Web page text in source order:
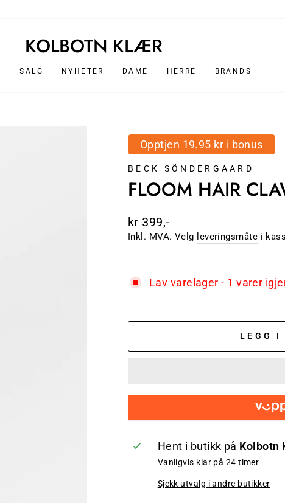
KOLBOTN KLÆR
SALG NYHETER DAME HERRE BRANDS
Opptjen 19.95 kr i bonus
BECK SÖNDERGAARD
FLOOM HAIR
Ordinær
pris
kr 399,-
Inkl. MVA. Velg leveringsmåte i
Lav varelager - 1 varer
LEGG I
Hent i butikk på Kolbotn
Vanligvis klar på 24 timer
Sjekk utvalg i andre butikker